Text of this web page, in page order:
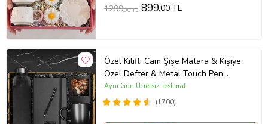
1299,00 TL 899,00 TL
Özel Kılıflı Cam Şişe Matara & Kişiye
Özel Defter & Metal Touch Pen
Kalem & Fotoğraf Çerçevesi & Siyah
Kupa Hediye Seti
(1700)
Aynı Gün Ücretsiz Teslimat